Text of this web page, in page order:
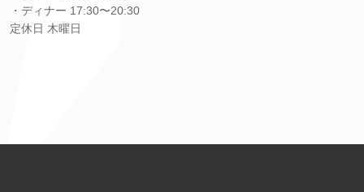
・ディナー 17:30〜20:30
定休日 木曜日